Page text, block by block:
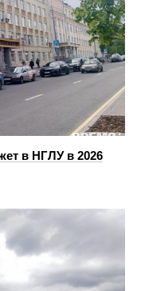
в НГЛУ в 2026